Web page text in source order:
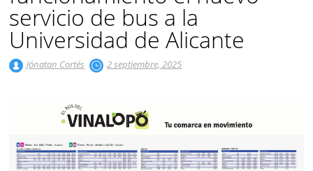
servicio de bus a la
Universidad de Alicante
Jónatan Cortés 2 septiembre, 2025